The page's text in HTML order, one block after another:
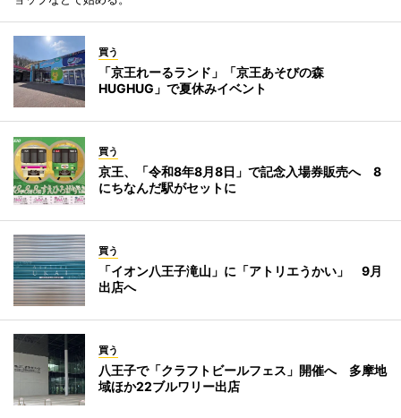
買う
「京王れーるランド」「京王あそびの森
HUGHUG」で夏休みイベント
買う
京王、「令和8年8月8日」で記念入場券販売へ 8
にちなんだ駅がセットに
買う
「イオン八王子滝山」に「アトリエうかい」 9月
出店へ
買う
八王子で「クラフトビールフェス」開催へ 多摩地
域ほか22ブルワリー出店